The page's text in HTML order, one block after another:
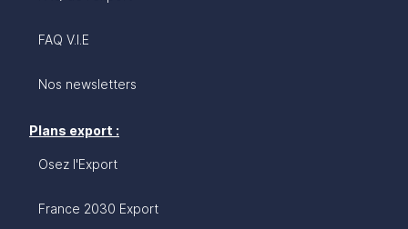
FAQ V.I.E
Nos newsletters
Plans export :
Osez l'Export
France 2030 Export